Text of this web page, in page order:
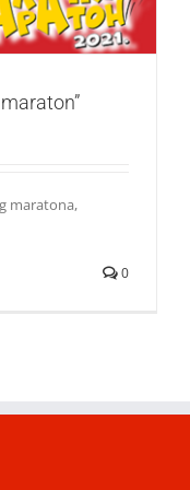
maratona,
0